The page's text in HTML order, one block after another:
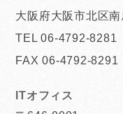
大阪府大阪市北区
TEL 06-4792-8281
FAX 06-4792-8291
ITオフィス